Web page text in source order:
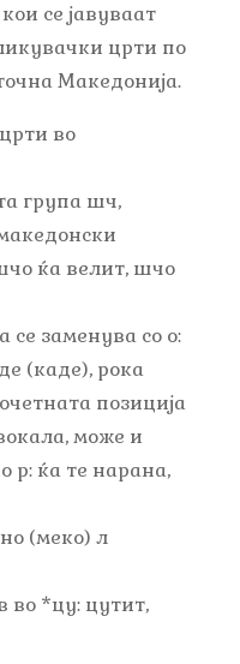
се јавуваат
црти по
Македонија.
во
група шч,
ќа велит, шчо
се заменува со о:
(каде), рока
позиција
може и
р: ќа те нарана,
(меко) л
во *цу: цутит,